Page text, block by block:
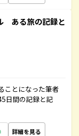
ある旅の記録と
ことになった筆者
日間の記録と記
詳細を見る